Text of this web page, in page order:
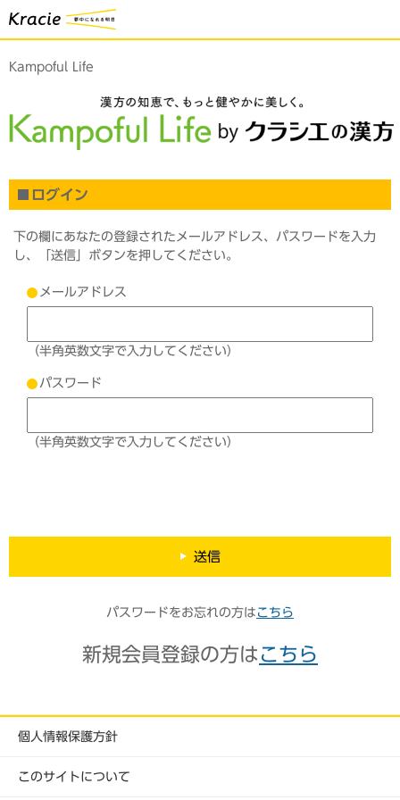
Kampoful Life
ログイン
下の欄にあなたの登録されたメールアドレス、パスワードを入力
し、「送信」ボタンを押してください。
メールアドレス
（半角英数文字で入力してください）
パスワード
（半角英数文字で入力してください）
送信
パスワードをお忘れの方は こちら
新規会員登録の方は こちら
個人情報保護方針
このサイトについて